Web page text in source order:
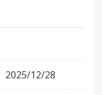
2025/12/28